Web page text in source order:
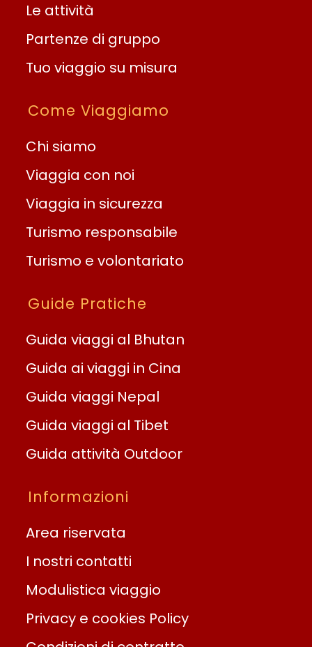
Le attività
Partenze di gruppo
Tuo viaggio su misura
Come Viaggiamo
Chi siamo
Viaggia con noi
Viaggia in sicurezza
Turismo responsabile
Turismo e volontariato
Guide Pratiche
Guida viaggi al Bhutan
Guida ai viaggi in Cina
Guida viaggi Nepal
Guida viaggi al Tibet
Guida attività Outdoor
Informazioni
Area riservata
I nostri contatti
Modulistica viaggio
Privacy e cookies Policy